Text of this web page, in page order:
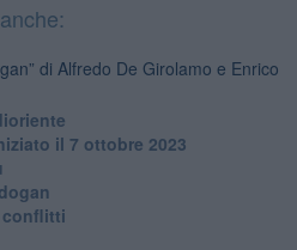
di Alfredo De Girolamo e Enrico
il 7 ottobre 2023
conflitti